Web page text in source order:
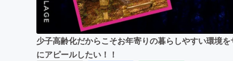
少子高齢化だからこそお年寄りの暮らしやすい環境
にアピールしたい！！